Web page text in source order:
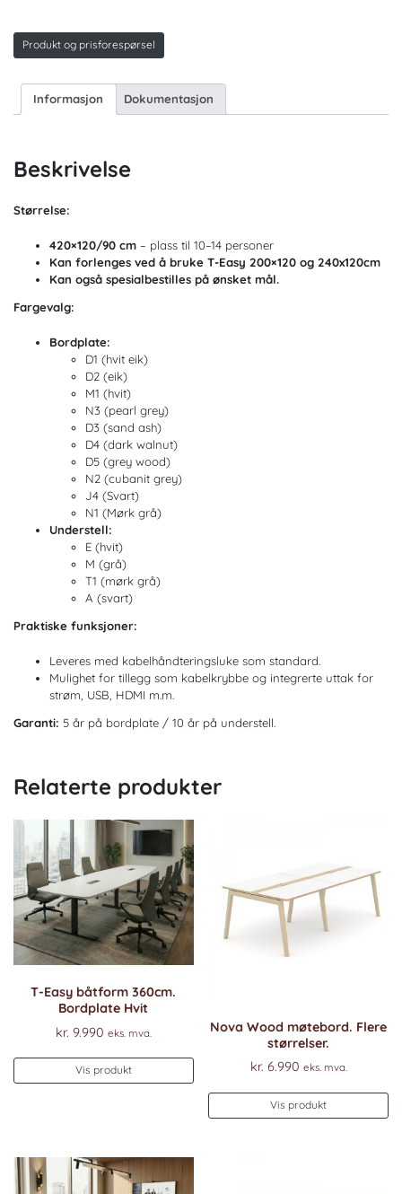
Produkt og prisforespørsel
Informasjon Dokumentasjon
Beskrivelse
Størrelse:
420×120/90 cm – plass til 10–14 personer
Kan forlenges ved å bruke T-Easy 200×120 og 240x120cm
Kan også spesialbestilles på ønsket mål.
Fargevalg:
Bordplate:
D1 (hvit eik)
D2 (eik)
M1 (hvit)
N3 (pearl grey)
D3 (sand ash)
D4 (dark walnut)
D5 (grey wood)
N2 (cubanit grey)
J4 (Svart)
N1 (Mørk grå)
Understell:
E (hvit)
M (grå)
T1 (mørk grå)
A (svart)
Praktiske funksjoner:
Leveres med kabelhåndteringsluke som standard.
Mulighet for tillegg som kabelkrybbe og integrerte uttak for
strøm, USB, HDMI m.m.
Garanti: 5 år på bordplate / 10 år på understell.
Relaterte produkter
T-Easy båtform 360cm.
Bordplate Hvit
kr. 9.990 eks. mva.
Vis produkt
Dette
produktet
har
flere
Alternativene
Nova Wood møtebord. Flere
størrelser.
kr. 6.990 eks. mva.
Vis produkt